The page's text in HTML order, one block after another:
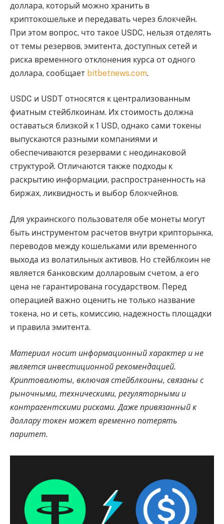
доллара, который можно хранить в
криптокошельке и передавать через блокчейн.
При этом вопрос, что такое USDC, нельзя отделять
от темы резервов, эмитента, доступных сетей и
риска временного отклонения курса от одного
доллара, сообщает bitbetnews.com.
USDC и USDT относятся к централизованным
фиатным стейблкоинам. Их стоимость должна
оставаться близкой к 1 USD, однако сами токены
выпускаются разными компаниями и
обеспечиваются резервами с неодинаковой
структурой. Отличаются также подходы к
раскрытию информации, распространенность на
биржах, ликвидность и выбор блокчейнов.
Для украинского пользователя обе монеты могут
быть инструментом расчетов внутри крипторынка,
переводов между кошельками или временного
выхода из волатильных активов. Но стейблкоин не
является банковским долларовым счетом, а его
цена не гарантирована государством. Перед
операцией важно оценить не только название
токена, но и сеть, комиссию, надежность площадки
и правила эмитента.
Материал носит информационный характер и не
является инвестиционной рекомендацией.
Криптовалюты, включая стейблкоины, связаны с
рыночными, техническими, регуляторными и
контрагентскими рисками. Даже привязанный к
доллару токен может временно потерять
паритет.